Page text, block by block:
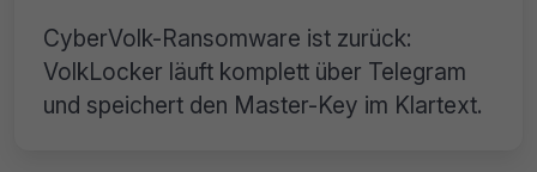
CyberVolk-Ransomware ist zurück:
VolkLocker läuft komplett über Telegram
und speichert den Master-Key im Klartext.